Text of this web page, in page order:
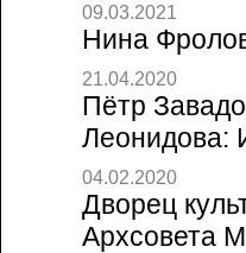
09.03.2021
Нина
21.04.2020
Пётр
Леонидова:
04.02.2020
Дворец
Архсовета